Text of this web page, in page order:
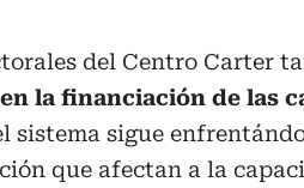
del Centro Carter
en la financiación de las
sistema sigue
que afectan a la